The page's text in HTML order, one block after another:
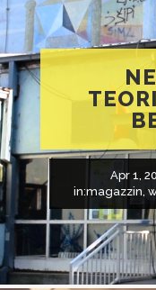
Apr 1,
in:magazzin,